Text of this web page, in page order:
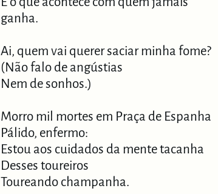
ganha.
Ai, quem vai querer saciar minha fome?
(Não falo de angústias
Nem de sonhos.)
Morro mil mortes em Praça de Espanha
Pálido, enfermo:
Estou aos cuidados da mente tacanha
Desses toureiros
Toureando champanha.